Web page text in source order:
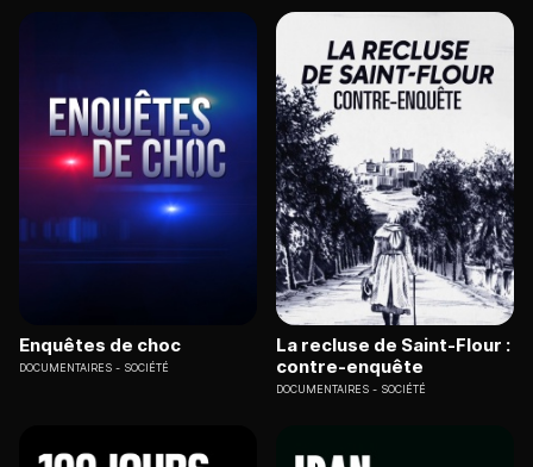
Enquêtes de choc
DOCUMENTAIRES SOCIÉTÉ
La recluse de Saint-Flour :
contre-enquête
DOCUMENTAIRES SOCIÉTÉ